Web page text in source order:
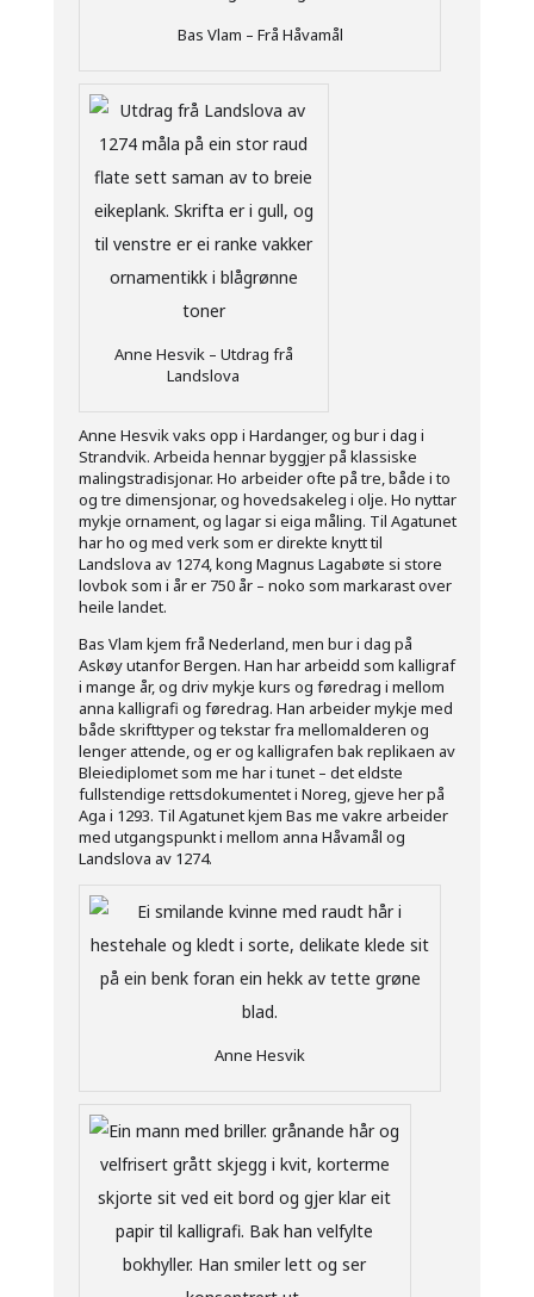
Bas Vlam – Frå Håvamål
Anne Hesvik – Utdrag frå
Landslova
Anne Hesvik vaks opp i Hardanger, og bur i dag i
Strandvik. Arbeida hennar byggjer på klassiske
malingstradisjonar. Ho arbeider ofte på tre, både i to
og tre dimensjonar, og hovedsakeleg i olje. Ho nyttar
mykje ornament, og lagar si eiga måling. Til Agatunet
har ho og med verk som er direkte knytt til
Landslova av 1274, kong Magnus Lagabøte si store
lovbok som i år er 750 år – noko som markarast over
heile landet.
Bas Vlam kjem frå Nederland, men bur i dag på
Askøy utanfor Bergen. Han har arbeidd som kalligraf
i mange år, og driv mykje kurs og føredrag i mellom
anna kalligrafi og føredrag. Han arbeider mykje med
både skrifttyper og tekstar fra mellomalderen og
lenger attende, og er og kalligrafen bak replikaen av
Bleiediplomet som me har i tunet – det eldste
fullstendige rettsdokumentet i Noreg, gjeve her på
Aga i 1293. Til Agatunet kjem Bas me vakre arbeider
med utgangspunkt i mellom anna Håvamål og
Landslova av 1274.
Anne Hesvik